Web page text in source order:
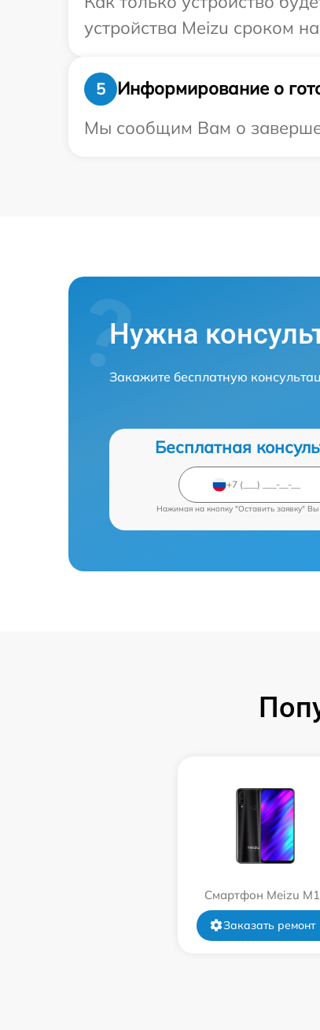
устройства Meizu сроком
5
Информирование о
Мы сообщим Вам о
Нужна
Закажите бесплатную
Бесплатная
Нажимая на кнопку "Оставить заявку" Вы
Смартфон Meizu
Заказать ремонт